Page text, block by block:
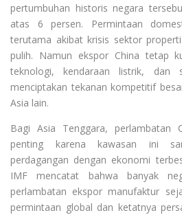
pertumbuhan historis negara
atas 6 persen. Permintaan
terutama akibat krisis sektor
pulih. Namun ekspor China tetap
teknologi, kendaraan listrik, dan
menciptakan tekanan kompetitif
Asia lain.
Bagi Asia Tenggara, perlambatan
penting karena kawasan ini
perdagangan dengan ekonomi
IMF mencatat bahwa banyak
perlambatan ekspor manufaktur
permintaan global dan ketatnya